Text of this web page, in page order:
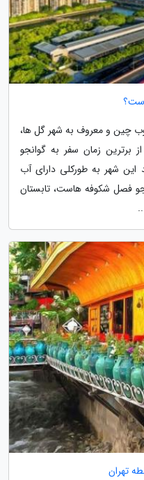
چین و معروف به شهر گل ها،
برترین زمان سفر به گوانجو
این شهر به طورکلی دارای آب
فصل شکوفه هاست، تابستان
تهران